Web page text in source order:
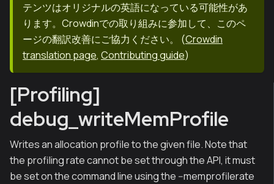
テンツはオリジナルの英語になっている可能性があ
ります。Crowdinでの取り組みに参加して、このペ
ージの翻訳改善にご協力ください。
(Crowdin
translation page, Contributing guide)
[Profiling]
debug_writeMemProfile
Writes an allocation profile to the given file. Note that
the profiling rate cannot be set through the API, it must
be set on the command line using the --memprofilerate